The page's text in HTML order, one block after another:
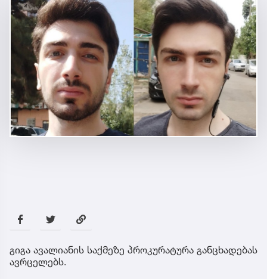
გიგა ავალიანის საქმეზე პროკურატურა განცხადებას
ავრცელებს.